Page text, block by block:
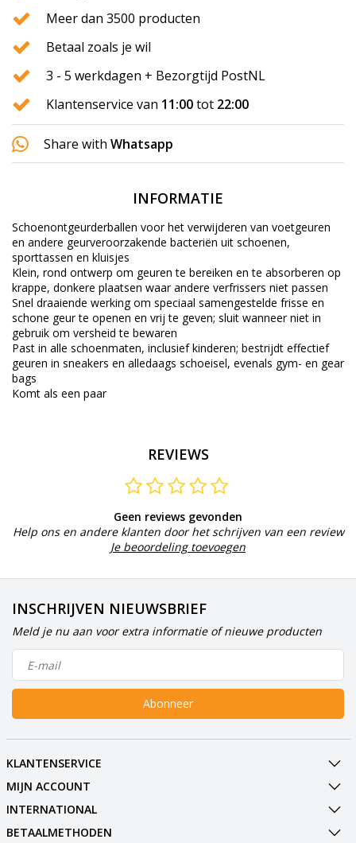
Meer dan 3500 producten
Betaal zoals je wil
3 - 5 werkdagen + Bezorgtijd PostNL
Klantenservice van 11:00tot 22:00
Share with Whatsapp
INFORMATIE
Schoenontgeurderballen voor het verwijderen van voetgeuren
en andere geurveroorzakende bacteriën uit schoenen,
sporttassen en kluisjes
Klein, rond ontwerp om geuren te bereiken en te absorberen op
krappe, donkere plaatsen waar andere verfrissers niet passen
Snel draaiende werking om speciaal samengestelde frisse en
schone geur te openen en vrij te geven; sluit wanneer niet in
gebruik om versheid te bewaren
Past in alle schoenmaten, inclusief kinderen; bestrijdt effectief
geuren in sneakers en alledaags schoeisel, evenals gym- en gear
bags
Komt als een paar
REVIEWS
Geen reviews gevonden
Help ons en andere klanten door het schrijven van een review
Je beoordeling toevoegen
INSCHRIJVEN NIEUWSBRIEF
Meld je nu aan voor extra informatie of nieuwe producten
Abonneer
KLANTENSERVICE
MIJN ACCOUNT
INTERNATIONAL
BETAALMETHODEN